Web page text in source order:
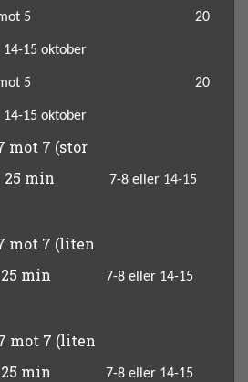
5 mot 5 20
15 oktober
5 mot 5 20
15 oktober
mot 7 (stor
25 min 7-8 eller 14-15
mot 7 (liten
25 min 7-8 eller 14-15
mot 7 (liten
25 min 7-8 eller 14-15